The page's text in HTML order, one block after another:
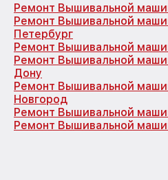
Ремонт Вышивальной
Ремонт Вышивальной
Петербург
Ремонт Вышивальной
Ремонт Вышивальной
Дону
Ремонт Вышивальной
Новгород
Ремонт Вышивальной
Ремонт Вышивальной